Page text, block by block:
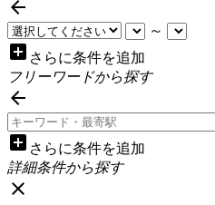

～
add_box さらに条件を追加
フリーワードから探す

add_box さらに条件を追加
詳細条件から探す
close